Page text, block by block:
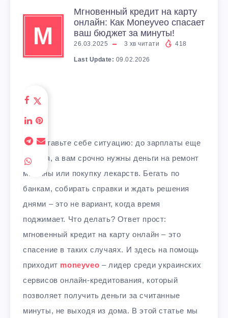
М
Мгновенный кредит на карту
онлайн: Как Moneyveo спасает
ваш бюджет за минуты!
26.03.2025 3 хв читати 418
Last Update: 09.02.2026
Представьте себе ситуацию: до зарплаты еще
неделя, а вам срочно нужны деньги на ремонт
машины или покупку лекарств. Бегать по
банкам, собирать справки и ждать решения
днями – это не вариант, когда время
поджимает. Что делать? Ответ прост:
мгновенный кредит на карту онлайн – это
спасение в таких случаях. И здесь на помощь
приходит moneyveo – лидер среди украинских
сервисов онлайн-кредитования, который
позволяет получить деньги за считанные
минуты, не выходя из дома. В этой статье мы